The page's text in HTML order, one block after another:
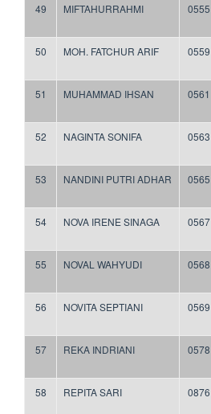
49 MIFTAHURRAHMI 0555
50 MOH. FATCHUR ARIF 0559
51 MUHAMMAD IHSAN 0561
52 NAGINTA SONIFA 0563
53 NANDINI PUTRI ADHAR 0565
54 NOVA IRENE SINAGA 0567
55 NOVAL WAHYUDI 0568
56 NOVITA SEPTIANI 0569
57 REKA INDRIANI 0578
58 REPITA SARI 0876